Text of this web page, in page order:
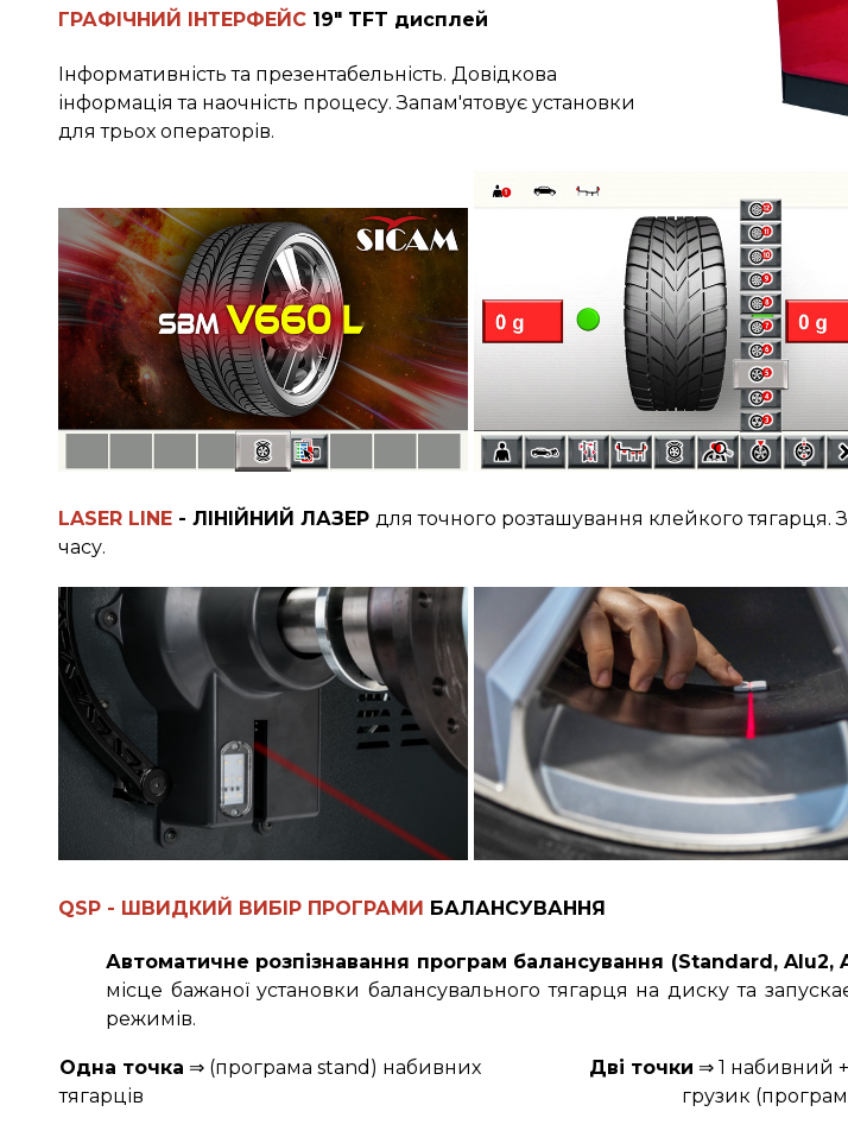
ГРАФІЧНИЙ ІНТЕРФЕЙС 19" TFT дисплей
Інформативність та презентабельність. Довідкова
інформація та наочність процесу. Запам'ятовує установки
для трьох операторів.
LASER LINE- ЛІНІЙНИЙ ЛАЗЕР для точного розташування клейкого тягарця.
часу.
QSP - ШВИДКИЙ ВИБІР ПРОГРАМИ БАЛАНСУВАННЯ
Автоматичне розпізнавання програм балансування (Standard, Alu2,
місце бажаної установки балансувального тягарця на диску та
режимів.
Одна точка ⇒ (програма stand) набивних
тягарців
Дві точки ⇒ 1 набивний
грузик